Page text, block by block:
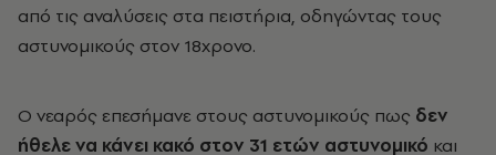
από τις αναλύσεις στα πειστήρια, οδηγώντας τους
αστυνομικούς στον 18χρονο.
Ο νεαρός επεσήμανε στους αστυνομικούς πως δεν
ήθελε να κάνει κακό στον 31 ετών αστυνομικό και